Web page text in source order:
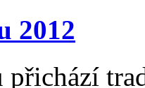
2012
přichází